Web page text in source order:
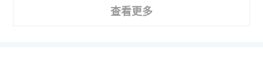
查看更多